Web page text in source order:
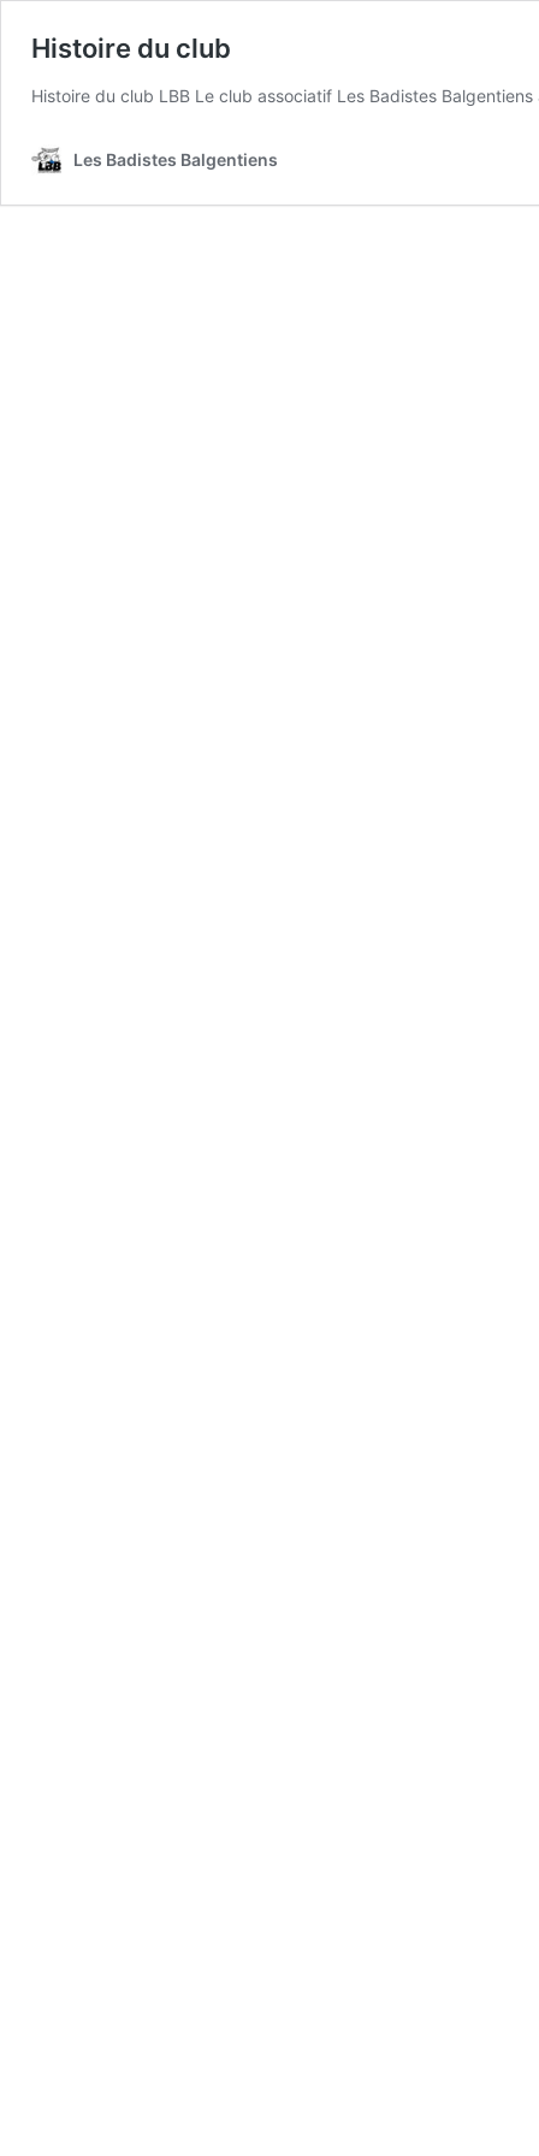
Histoire du club
Histoire du club LBB Le club associatif Les Badistes Balgentiens
Les Badistes Balgentiens